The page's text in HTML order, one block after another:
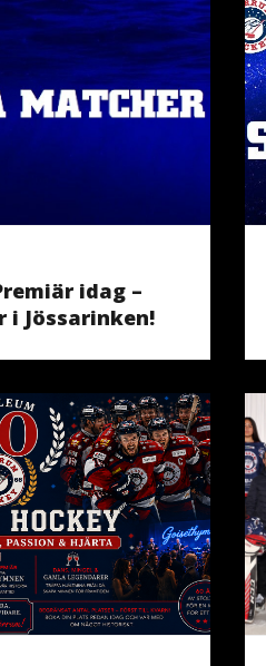
idag –
Jössarinken!